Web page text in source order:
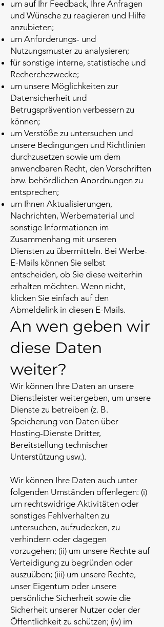
um auf Ihr Feedback, Ihre Anfragen
und Wünsche zu reagieren und Hilfe
anzubieten;
um Anforderungs- und
Nutzungsmuster zu analysieren;
für sonstige interne, statistische und
Recherchezwecke;
um unsere Möglichkeiten zur
Datensicherheit und
Betrugsprävention verbessern zu
können;
um Verstöße zu untersuchen und
unsere Bedingungen und Richtlinien
durchzusetzen sowie um dem
anwendbaren Recht, den Vorschriften
bzw. behördlichen Anordnungen zu
entsprechen;
um Ihnen Aktualisierungen,
Nachrichten, Werbematerial und
sonstige Informationen im
Zusammenhang mit unseren
Diensten zu übermitteln. Bei Werbe-
E-Mails können Sie selbst
entscheiden, ob Sie diese weiterhin
erhalten möchten. Wenn nicht,
klicken Sie einfach auf den
Abmeldelink in diesen E-Mails.
An wen geben wir
diese Daten
weiter?
Wir können Ihre Daten an unsere
Dienstleister weitergeben, um unsere
Dienste zu betreiben (z. B.
Speicherung von Daten über
Hosting-Dienste Dritter,
Bereitstellung technischer
Unterstützung usw.).
Wir können Ihre Daten auch unter
folgenden Umständen offenlegen: (i)
um rechtswidrige Aktivitäten oder
sonstiges Fehlverhalten zu
untersuchen, aufzudecken, zu
verhindern oder dagegen
vorzugehen; (ii) um unsere Rechte auf
Verteidigung zu begründen oder
auszuüben; (iii) um unsere Rechte,
unser Eigentum oder unsere
persönliche Sicherheit sowie die
Sicherheit unserer Nutzer oder der
Öffentlichkeit zu schützen; (iv) im